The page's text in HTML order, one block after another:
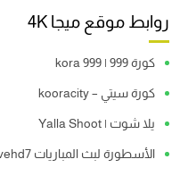
روابط موقع ميجا 4K
كورة 999 | kora 999
كورة سيتي – kooracity
يلا شوت | Yalla Shoot
الأسطورة لبث المباريات livehd7